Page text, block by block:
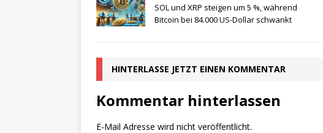
SOL und XRP steigen um 5 %, während
Bitcoin bei 84.000 US-Dollar schwankt
HINTERLASSE JETZT EINEN KOMMENTAR
Kommentar hinterlassen
E-Mail Adresse wird nicht veröffentlicht.